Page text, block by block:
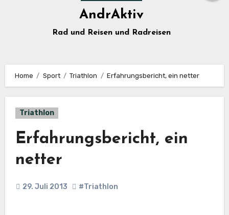
AndrAktiv
Rad und Reisen und Radreisen
Home Sport Triathlon Erfahrungsbericht, ein netter
Triathlon
Erfahrungsbericht, ein
netter
29. Juli 2013 #Triathlon